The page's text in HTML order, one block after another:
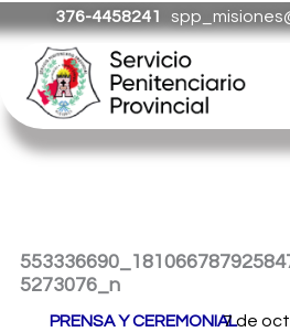
al
contenido
376-4458241
5273076_n
PRENSA Y CEREMONIAL/
7 de